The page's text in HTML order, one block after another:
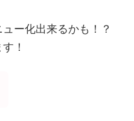
ー化出来るかも！？
！